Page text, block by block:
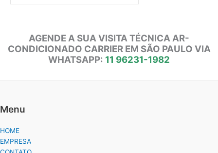
AGENDE A SUA VISITA TÉCNICA AR-
CONDICIONADO CARRIER EM SÃO PAULO VIA
WHATSAPP: 11 96231-1982
Menu
HOME
EMPRESA